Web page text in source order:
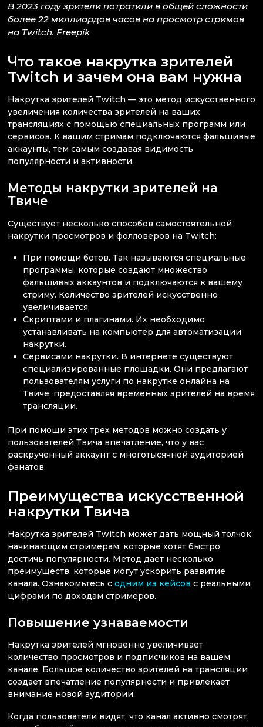
В 2023 году зрители потратили в общей сложности
более 22 миллиардов часов на просмотр стримов
на Twitch. Freepik
Что такое накрутка зрителей
Twitch и зачем она вам нужна
Накрутка зрителей Twitch — это метод искусственного
увеличения количества зрителей на ваших
трансляциях с помощью специальных программ или
сервисов. К вашим стримам подключаются фальшивые
аккаунты, тем самым создавая видимость
популярности и активности.
Методы накрутки зрителей на
Твиче
Существует несколько способов самостоятельной
накрутки просмотров и фолловеров на Twitch:
При помощи ботов. Так называются специальные
программы, которые создают множество
фальшивых аккаунтов и подключаются к вашему
стриму. Количество зрителей искусственно
увеличивается.
Скриптами и плагинами. Их необходимо
устанавливать на компьютер для автоматизации
накрутки.
Сервисами накрутки. В интернете существуют
специализированные площадки. Они предлагают
пользователям услуги по накрутке онлайна на
Твиче, предоставляя временных зрителей на время
трансляции.
При помощи этих трех методов можно создать у
пользователей Твича впечатление, что у вас
раскрученный аккаунт с многотысячной аудиторией
фанатов.
Преимущества искусственной
накрутки Твича
Накрутка зрителей Twitch может дать мощный толчок
начинающим стримерам, которые хотят быстро
достичь популярности. Метод дает несколько
преимуществ, которые могут ускорить развитие
канала. Ознакомьтесь с одним из кейсов с реальными
цифрами по доходам стримеров.
Повышение узнаваемости
Накрутка зрителей мгновенно увеличивает
количество просмотров и подписчиков на вашем
канале. Большое количество зрителей на трансляции
создает впечатление популярности и привлекает
внимание новой аудитории.
Когда пользователи видят, что канал активно смотрят,